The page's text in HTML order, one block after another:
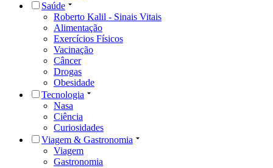
Saúde
Roberto Kalil - Sinais Vitais
Alimentação
Exercícios Físicos
Vacinação
Câncer
Drogas
Obesidade
Tecnologia
Nasa
Ciência
Curiosidades
Viagem & Gastronomia
Viagem
Gastronomia